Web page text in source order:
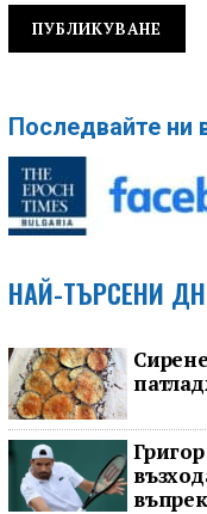
Последвайте ни
НАЙ-ТЪРСЕНИ